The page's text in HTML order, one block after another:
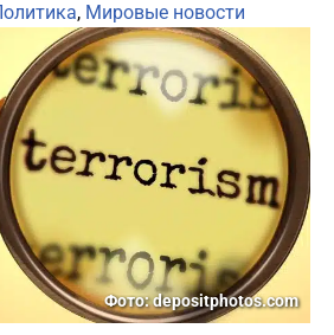
, Мировые новости
Фото: depositphotos.com